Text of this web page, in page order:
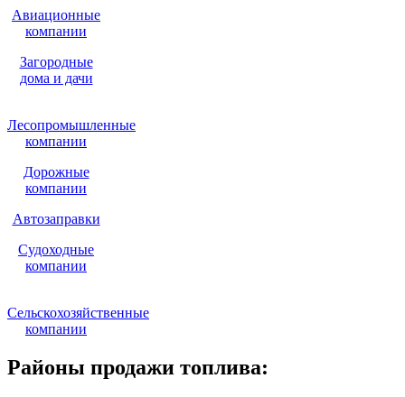
Авиационные
компании
Загородные
дома и дачи
Лесопромышленные
компании
Дорожные
компании
Автозаправки
Судоходные
компании
Сельскохозяйственные
компании
Районы продажи топлива: